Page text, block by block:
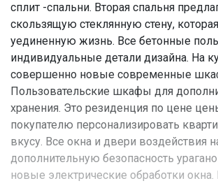
сплит -спальни. Вторая спальня
скользящую стеклянную стену,
уединенную жизнь. Все бетонные
индивидуальные детали дизайна. На
совершенно новые современные
Пользовательские шкафы для
хранения. Это резиденция по цене
покупателю персонализировать
вкусу. Все окна и двери воздействия
дополнительную безопасность
новые электрические обработки окна.